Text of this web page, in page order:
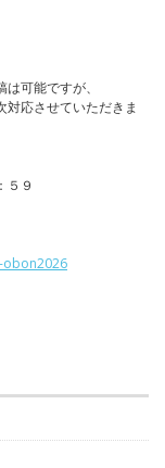
可能ですが、
応させていただきま
５９
obon2026